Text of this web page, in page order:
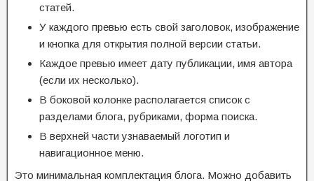
статей.
У каждого превью есть свой заголовок, изображение
и кнопка для открытия полной версии статьи.
Каждое превью имеет дату публикации, имя автора
(если их несколько).
В боковой колонке располагается список с
разделами блога, рубриками, форма поиска.
В верхней части узнаваемый логотип и
навигационное меню.
Это минимальная комплектация блога. Можно добавить